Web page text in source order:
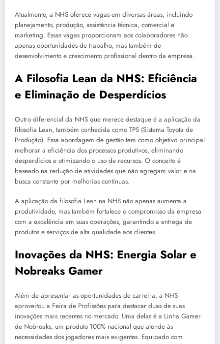
Atualmente, a NHS oferece vagas em diversas áreas, incluindo
planejamento, produção, assistência técnica, comercial e
marketing. Essas vagas proporcionam aos colaboradores não
apenas oportunidades de trabalho, mas também de
desenvolvimento e crescimento profissional dentro da empresa.
A Filosofia Lean da NHS: Eficiência
e Eliminação de Desperdícios
Outro diferencial da NHS que merece destaque é a aplicação da
filosofia Lean, também conhecida como TPS (Sistema Toyota de
Produção). Essa abordagem de gestão tem como objetivo principal
melhorar a eficiência dos processos produtivos, eliminando
desperdícios e otimizando o uso de recursos. O conceito é
baseado na redução de atividades que não agregam valor e na
busca constante por melhorias contínuas.
A aplicação da filosofia Lean na NHS não apenas aumenta a
produtividade, mas também fortalece o compromisso da empresa
com a excelência em suas operações, garantindo a entrega de
produtos e serviços de alta qualidade aos clientes.
Inovações da NHS: Energia Solar e
Nobreaks Gamer
Além de apresentar as oportunidades de carreira, a NHS
aproveitou a Feira de Profissões para destacar duas de suas
inovações mais recentes no mercado. Uma delas é a Linha Gamer
de Nobreaks, um produto 100% nacional que atende às
necessidades dos jogadores mais exigentes. Equipado com